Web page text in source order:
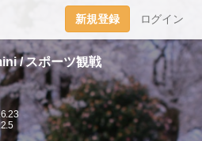
新規登録 ログイン
/ スポーツ観戦